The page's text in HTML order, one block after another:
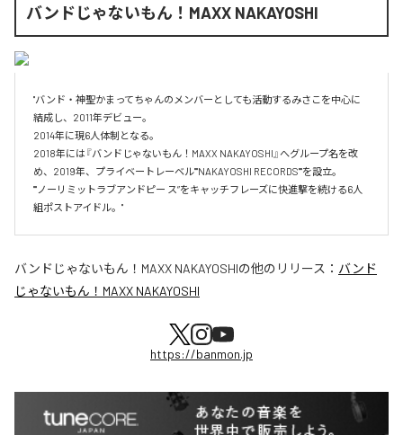
バンドじゃないもん！MAXX NAKAYOSHI
"バンド・神聖かまってちゃんのメンバーとしても活動するみさこを中心に
結成し、2011年デビュー。
2014年に現6人体制となる。
2018年には『バンドじゃないもん！MAXX NAKAYOSHI』へグループ名を改
め、2019年、プライベートレーベル""NAKAYOSHI RECORDS""を設立。
""ノーリミットラブアンドピー ス”をキャッチフレーズに快進撃を続ける6人
組ポストアイドル。"
バンドじゃないもん！MAXX NAKAYOSHIの他のリリース： バンド
じゃないもん！MAXX NAKAYOSHI
https://banmon.jp